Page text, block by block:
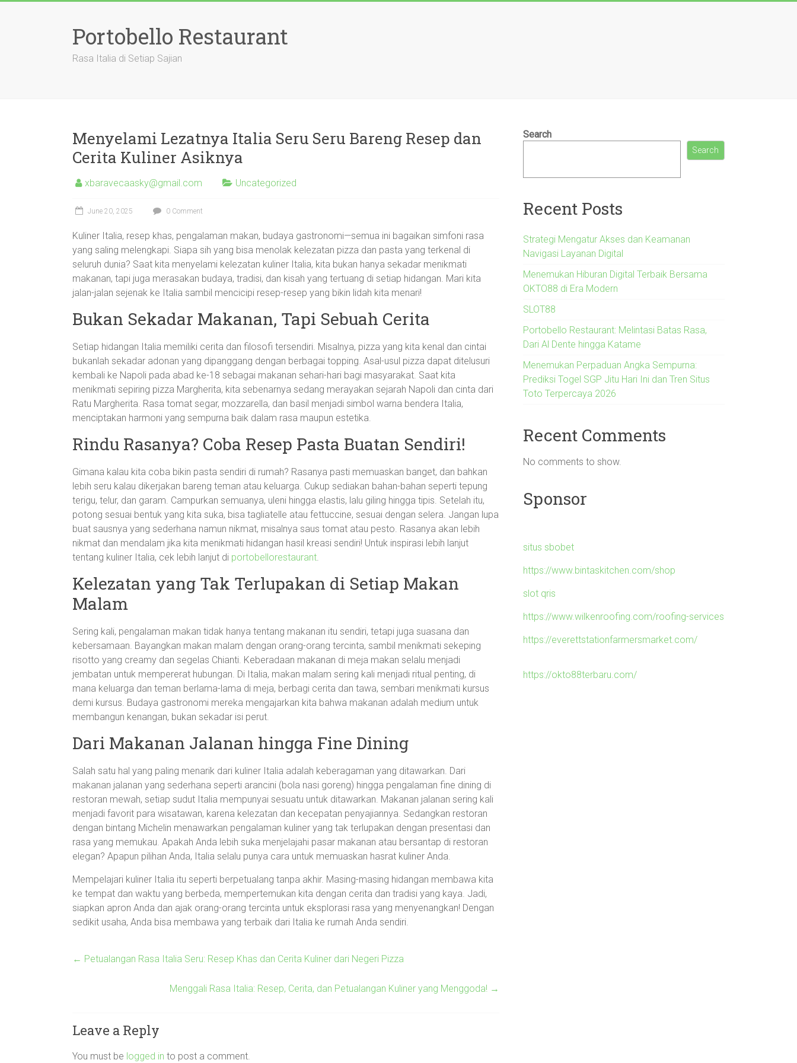
Portobello Restaurant
Rasa Italia di Setiap Sajian
Menyelami Lezatnya Italia Seru Seru Bareng Resep dan
Cerita Kuliner Asiknya
xbaravecaasky@gmail.com Uncategorized
June 20, 2025 0 Comment
Kuliner Italia, resep khas, pengalaman makan, budaya gastronomi—semua ini bagaikan simfoni rasa
yang saling melengkapi. Siapa sih yang bisa menolak kelezatan pizza dan pasta yang terkenal di
seluruh dunia? Saat kita menyelami kelezatan kuliner Italia, kita bukan hanya sekadar menikmati
makanan, tapi juga merasakan budaya, tradisi, dan kisah yang tertuang di setiap hidangan. Mari kita
jalan-jalan sejenak ke Italia sambil mencicipi resep-resep yang bikin lidah kita menari!
Bukan Sekadar Makanan, Tapi Sebuah Cerita
Setiap hidangan Italia memiliki cerita dan filosofi tersendiri. Misalnya, pizza yang kita kenal dan cintai
bukanlah sekadar adonan yang dipanggang dengan berbagai topping. Asal-usul pizza dapat ditelusuri
kembali ke Napoli pada abad ke-18 sebagai makanan sehari-hari bagi masyarakat. Saat kita
menikmati sepiring pizza Margherita, kita sebenarnya sedang merayakan sejarah Napoli dan cinta dari
Ratu Margherita. Rasa tomat segar, mozzarella, dan basil menjadi simbol warna bendera Italia,
menciptakan harmoni yang sempurna baik dalam rasa maupun estetika.
Rindu Rasanya? Coba Resep Pasta Buatan Sendiri!
Gimana kalau kita coba bikin pasta sendiri di rumah? Rasanya pasti memuaskan banget, dan bahkan
lebih seru kalau dikerjakan bareng teman atau keluarga. Cukup sediakan bahan-bahan seperti tepung
terigu, telur, dan garam. Campurkan semuanya, uleni hingga elastis, lalu giling hingga tipis. Setelah itu,
potong sesuai bentuk yang kita suka, bisa tagliatelle atau fettuccine, sesuai dengan selera. Jangan lupa
buat sausnya yang sederhana namun nikmat, misalnya saus tomat atau pesto. Rasanya akan lebih
nikmat dan mendalam jika kita menikmati hidangan hasil kreasi sendiri! Untuk inspirasi lebih lanjut
tentang kuliner Italia, cek lebih lanjut di portobellorestaurant.
Kelezatan yang Tak Terlupakan di Setiap Makan
Malam
Sering kali, pengalaman makan tidak hanya tentang makanan itu sendiri, tetapi juga suasana dan
kebersamaan. Bayangkan makan malam dengan orang-orang tercinta, sambil menikmati sekeping
risotto yang creamy dan segelas Chianti. Keberadaan makanan di meja makan selalu menjadi
jembatan untuk mempererat hubungan. Di Italia, makan malam sering kali menjadi ritual penting, di
mana keluarga dan teman berlama-lama di meja, berbagi cerita dan tawa, sembari menikmati kursus
demi kursus. Budaya gastronomi mereka mengajarkan kita bahwa makanan adalah medium untuk
membangun kenangan, bukan sekadar isi perut.
Dari Makanan Jalanan hingga Fine Dining
Salah satu hal yang paling menarik dari kuliner Italia adalah keberagaman yang ditawarkan. Dari
makanan jalanan yang sederhana seperti arancini (bola nasi goreng) hingga pengalaman fine dining di
restoran mewah, setiap sudut Italia mempunyai sesuatu untuk ditawarkan. Makanan jalanan sering kali
menjadi favorit para wisatawan, karena kelezatan dan kecepatan penyajiannya. Sedangkan restoran
dengan bintang Michelin menawarkan pengalaman kuliner yang tak terlupakan dengan presentasi dan
rasa yang memukau. Apakah Anda lebih suka menjelajahi pasar makanan atau bersantap di restoran
elegan? Apapun pilihan Anda, Italia selalu punya cara untuk memuaskan hasrat kuliner Anda.
Mempelajari kuliner Italia itu seperti berpetualang tanpa akhir. Masing-masing hidangan membawa kita
ke tempat dan waktu yang berbeda, mempertemukan kita dengan cerita dan tradisi yang kaya. Jadi,
siapkan apron Anda dan ajak orang-orang tercinta untuk eksplorasi rasa yang menyenangkan! Dengan
sedikit usaha, Anda bisa membawa yang terbaik dari Italia ke rumah Anda sendiri.
← Petualangan Rasa Italia Seru: Resep Khas dan Cerita Kuliner dari Negeri Pizza
Menggali Rasa Italia: Resep, Cerita, dan Petualangan Kuliner yang Menggoda! →
Leave a Reply
You must be logged in to post a comment.
Search
Search
Recent Posts
Strategi Mengatur Akses dan Keamanan
Navigasi Layanan Digital
Menemukan Hiburan Digital Terbaik Bersama
OKTO88 di Era Modern
SLOT88
Portobello Restaurant: Melintasi Batas Rasa,
Dari Al Dente hingga Katame
Menemukan Perpaduan Angka Sempurna:
Prediksi Togel SGP Jitu Hari Ini dan Tren Situs
Toto Terpercaya 2026
Recent Comments
No comments to show.
Sponsor
situs sbobet
https://www.bintaskitchen.com/shop
slot qris
https://www.wilkenroofing.com/roofing-services
https://everettstationfarmersmarket.com/
https://okto88terbaru.com/